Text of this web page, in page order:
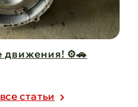
UNI-V – когда
статьи